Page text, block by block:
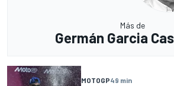
Más de
Germán Garcia
MOTOGP49 min